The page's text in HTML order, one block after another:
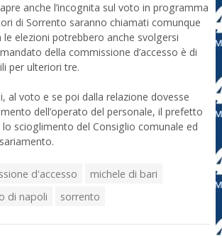
anche l’incognita sul voto in programma
di Sorrento saranno chiamati comunque
le elezioni potrebbero anche svolgersi
della commissione d’accesso è di
per ulteriori tre.
al voto e se poi dalla relazione dovesse
dell’operato del personale, il prefetto
scioglimento del Consiglio comunale ed
d'accesso
michele di bari
di napoli
sorrento